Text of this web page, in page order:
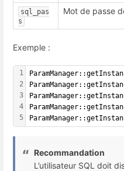
sql_pas
s
Mot de passe
Exemple :
1
2
3
4
5
Recommandation
L’utilisateur SQL doit